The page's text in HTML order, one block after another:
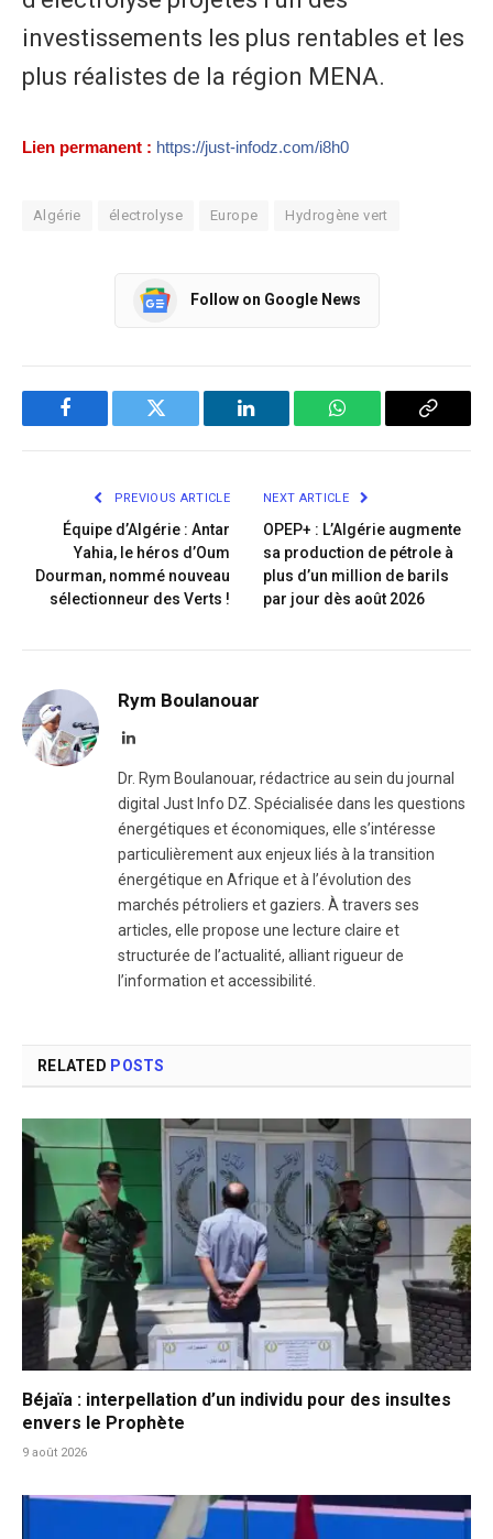
investissements les plus rentables et les
plus réalistes de la région MENA.
Lien permanent : https://just-infodz.com/i8h0
Algérie électrolyse Europe Hydrogène vert
Follow on Google News
Facebook Twitter LinkedIn WhatsApp Copy
PREVIOUS ARTICLE
Équipe d’Algérie : Antar
Yahia, le héros d’Oum
Dourman, nommé nouveau
sélectionneur des Verts !
NEXT ARTICLE
OPEP+ : L’Algérie augmente
sa production de pétrole à
plus d’un million de barils
par jour dès août 2026
Rym Boulanouar
LinkedIn
Dr. Rym Boulanouar, rédactrice au sein du journal
digital Just Info DZ. Spécialisée dans les questions
énergétiques et économiques, elle s’intéresse
particulièrement aux enjeux liés à la transition
énergétique en Afrique et à l’évolution des
marchés pétroliers et gaziers. À travers ses
articles, elle propose une lecture claire et
structurée de l’actualité, alliant rigueur de
l’information et accessibilité.
RELATED POSTS
Béjaïa : interpellation d’un individu pour des insultes
envers le Prophète
9 août 2026